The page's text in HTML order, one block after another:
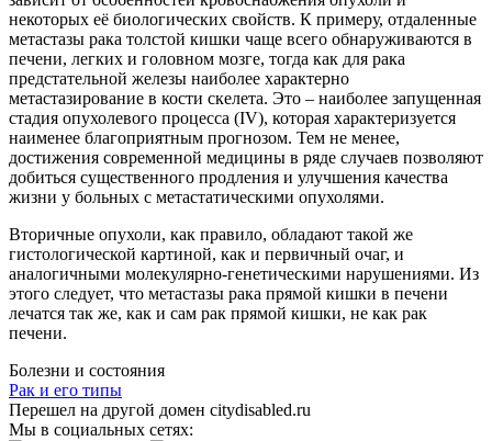
некоторых её биологических свойств. К примеру, отдаленные
метастазы рака толстой кишки чаще всего обнаруживаются в
печени, легких и головном мозге, тогда как для рака
предстательной железы наиболее характерно
метастазирование в кости скелета. Это – наиболее запущенная
стадия опухолевого процесса (IV), которая характеризуется
наименее благоприятным прогнозом. Тем не менее,
достижения современной медицины в ряде случаев позволяют
добиться существенного продления и улучшения качества
жизни у больных с метастатическими опухолями.
Вторичные опухоли, как правило, обладают такой же
гистологической картиной, как и первичный очаг, и
аналогичными молекулярно-генетическими нарушениями. Из
этого следует, что метастазы рака прямой кишки в печени
лечатся так же, как и сам рак прямой кишки, не как рак
печени.
Болезни и состояния
Рак и его типы
Перешел на другой домен citydisabled.ru
Мы в социальных сетях: